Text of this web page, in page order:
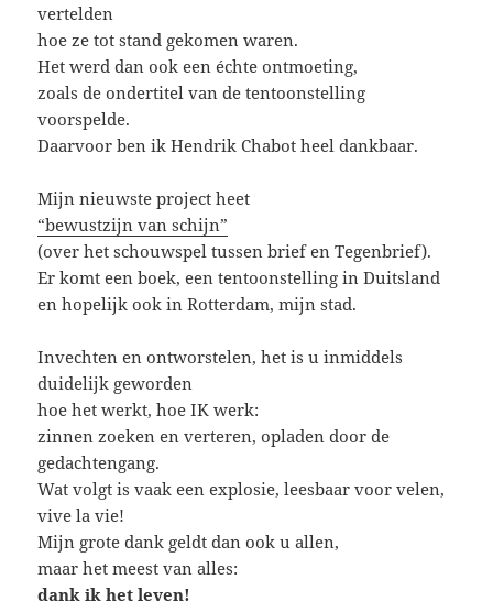
vertelden
hoe ze tot stand gekomen waren.
Het werd dan ook een échte ontmoeting,
zoals de ondertitel van de tentoonstelling
voorspelde.
Daarvoor ben ik Hendrik Chabot heel dankbaar.
Mijn nieuwste project heet
“bewustzijn van schijn”
(over het schouwspel tussen brief en Tegenbrief).
Er komt een boek, een tentoonstelling in Duitsland
en hopelijk ook in Rotterdam, mijn stad.
Invechten en ontworstelen, het is u inmiddels
duidelijk geworden
hoe het werkt, hoe IK werk:
zinnen zoeken en verteren, opladen door de
gedachtengang.
Wat volgt is vaak een explosie, leesbaar voor velen,
vive la vie!
Mijn grote dank geldt dan ook u allen,
maar het meest van alles:
dank ik het leven!